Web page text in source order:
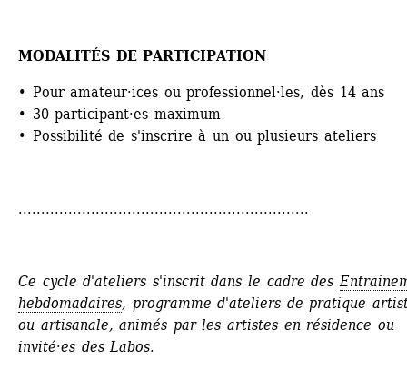
MODALITÉS DE PARTICIPATION
• Pour amateur·ices ou professionnel·les, dès 14 ans
• 30 participant·es maximum
• Possibilité de s'inscrire à un ou plusieurs ateliers
................................................................
Ce cycle d'ateliers s'inscrit dans le cadre des
hebdomadaires, programme d'ateliers de pratique
ou artisanale, animés par les artistes en résidence ou
invité·es des Labos.